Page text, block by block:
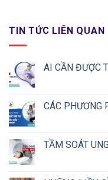
TIN TỨC LIÊN QUAN
AI CẦN ĐƯỢC
CÁC PHƯƠNG
TẦM SOÁT